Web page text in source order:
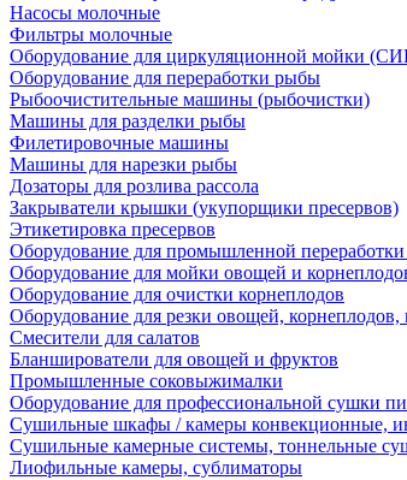
Насосы молочные
Фильтры молочные
Оборудование для циркуляционной мойки
Оборудование для переработки рыбы
Рыбоочистительные машины (рыбочистки)
Машины для разделки рыбы
Филетировочные машины
Машины для нарезки рыбы
Дозаторы для розлива рассола
Закрыватели крышки (укупорщики пресервов)
Этикетировка пресервов
Оборудование для промышленной
Оборудование для мойки овощей и
Оборудование для очистки корнеплодов
Оборудование для резки овощей, корнеплодов,
Смесители для салатов
Бланширователи для овощей и фруктов
Промышленные соковыжималки
Оборудование для профессиональной сушки
Сушильные шкафы / камеры конвекционные,
Сушильные камерные системы, тоннельные
Лиофильные камеры, сублиматоры